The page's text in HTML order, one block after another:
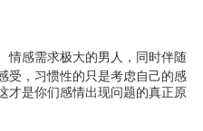
情感需求极大的男人，同时伴随
受，习惯性的只是考虑自己的感
才是你们感情出现问题的真正原